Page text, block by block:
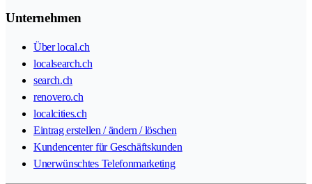
Unternehmen
Über local.ch
localsearch.ch
search.ch
renovero.ch
localcities.ch
Eintrag erstellen / ändern / löschen
Kundencenter für Geschäftskunden
Unerwünschtes Telefonmarketing